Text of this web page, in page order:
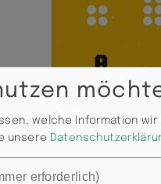
welche Information wir
unsere
erforderlich)